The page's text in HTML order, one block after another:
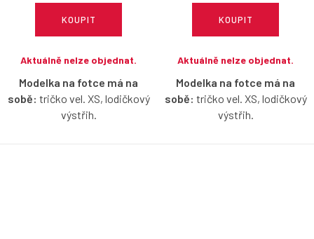
KOUPIT
Aktuálně nelze objednat.
Modelka na fotce má na
sobě: tričko vel. XS, lodičkový
výstřih.
KOUPIT
Aktuálně nelze objednat.
Modelka na fotce má na
sobě: tričko vel. XS, lodičkový
výstřih.